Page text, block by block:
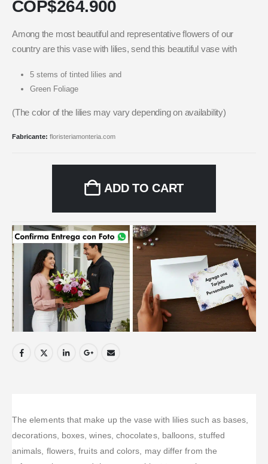
COP$264.900
Among the most beautiful and representative flowers of our
country are this vase with lilies, send this beautiful vase with
5 stems of tinted lilies and
Green Foliage
(The color of the lilies may vary depending on availability)
Fabricante: floristeriamonteria.com
ADD TO CART
The elements that make up the vase with lilies such as bases,
decorations, boxes, wines, chocolates, balloons, stuffed
animals, flowers, fruits and colors, may differ from the